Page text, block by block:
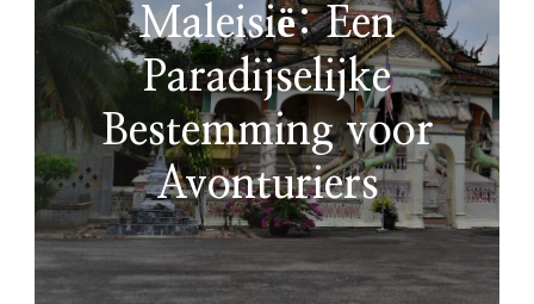
Maleisië: Een
Paradijselijke
Bestemming voor
Avonturiers